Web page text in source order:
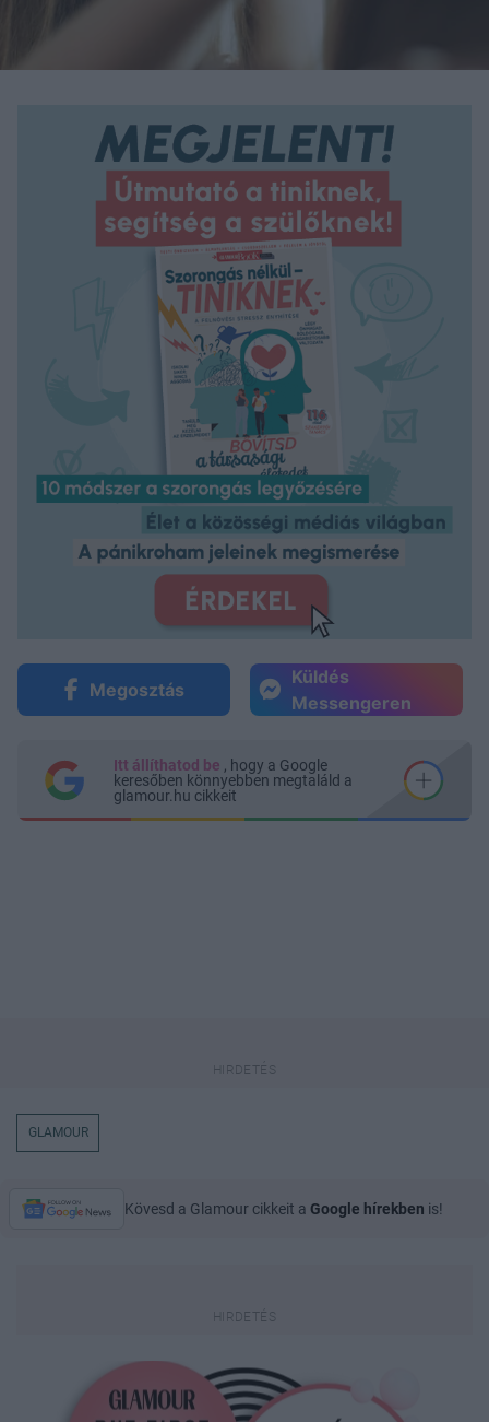
Megosztás
Küldés
Messengeren
Itt állíthatod be , hogy a Google
keresőben könnyebben megtaláld a
glamour.hu cikkeit
GLAMOUR
Kövesd a Glamour cikkeit a Google hírekben is!